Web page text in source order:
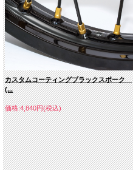
カスタムコーティングブラックスポーク
(...
価格:4,840円(税込)